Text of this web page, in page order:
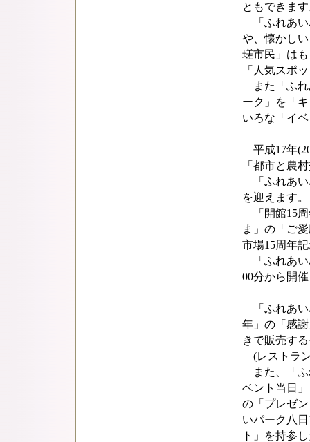
ともできま
「ふれあい
や、懐かし
瑳市民」は
「人気スポ
また「ふれ
ーク」を「
いろな「イ
平成17年
「都市と農
「ふれあい
を迎えます。
「開館15周
ま」の「ご
市場15周年
「ふれあい
00分から開
「ふれあい
年」の「感
きで販売す
(レストラ
また、「ふ
ベント当日
の「プレゼ
いパーク八
ト」を持参